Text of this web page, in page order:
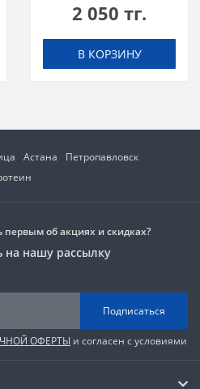
2 050 тг.
В КОРЗИНУ
Астана
Петропавловск
первым об акциях и скидках?
на нашу рассылку
Подписаться
ОФЕРТЫ и согласен с условиями